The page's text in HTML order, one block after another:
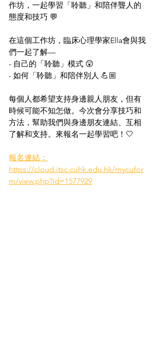
作坊，一起學習「聆聽」和陪伴聾人的
態度和技巧 💬
在這個工作坊，臨床心理學家Ella會與我
們一起了解—
- 自己的「聆聽」模式 😲
- 如何「聆聽」和陪伴別人 💪🏼
每個人都希望支持身邊親人朋友，但有
時候可能不知怎做。今次會分享技巧和
方法，幫助我們與身邊朋友連結、互相
了解和支持。來報名一起學習吧！🤍
報名連結：
https://cloud.itsc.cuhk.edu.hk/mycufor
m/view.php?id=1577929